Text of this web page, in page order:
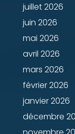
juillet 2026
juin 2026
mai 2026
avril 2026
mars 2026
février 2026
janvier 2026
décembre